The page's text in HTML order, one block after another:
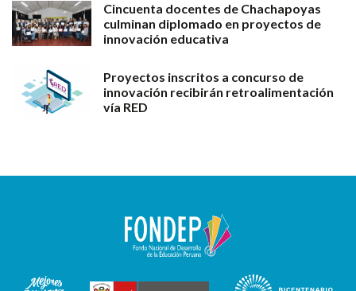
Cincuenta docentes de Chachapoyas
culminan diplomado en proyectos de
innovación educativa
Proyectos inscritos a concurso de
innovación recibirán retroalimentación
vía RED